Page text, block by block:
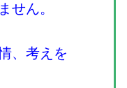
せん。
、考えを